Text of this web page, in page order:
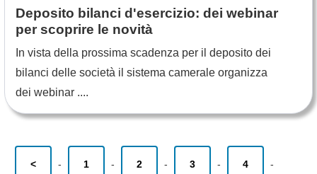
Deposito bilanci d'esercizio: dei webinar
per scoprire le novità
In vista della prossima scadenza per il deposito dei
bilanci delle società il sistema camerale organizza
dei webinar ....
< - 1 - 2 - 3 - 4 -